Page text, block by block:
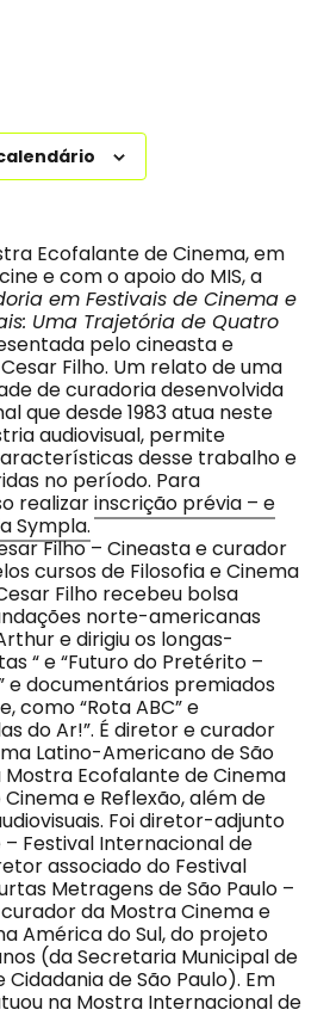
Ecofalante de Cinema, em
e com o apoio do MIS, a
em Festivais de Cinema e
Uma Trajetória de Quatro
pelo cineasta e
Filho. Um relato de uma
de curadoria desenvolvida
que desde 1983 atua neste
audiovisual, permite
desse trabalho e
no período. Para
realizarinscrição prévia – e
Sympla.
Filho – Cineasta e curador
cursos de Filosofia e Cinema
Filho recebeu bolsa
norte-americanas
e dirigiu os longas-
“ e “Futuro do Pretérito –
e documentários premiados
como “Rota ABC” e
do Ar!”. É diretor e curador
Latino-Americano de São
Mostra Ecofalante de Cinema
e Reflexão, além de
Foi diretor-adjunto
– Festival Internacional de
associado do Festival
Metragens de São Paulo –
da Mostra Cinema e
América do Sul, do projeto
(da Secretaria Municipal de
Cidadania de São Paulo). Em
na Mostra Internacional de